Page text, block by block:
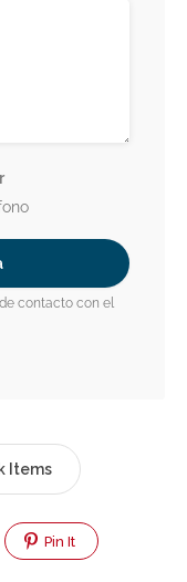
contacto con el
Items
Pin It